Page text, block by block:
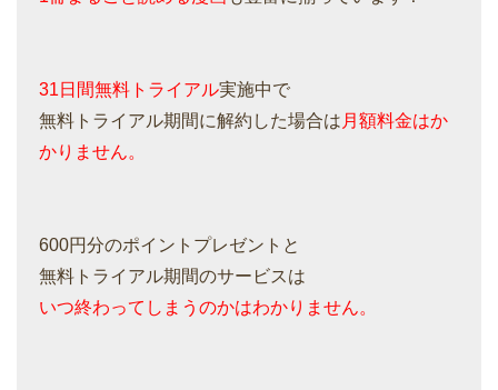
31日間無料トライアル実施中で
無料トライアル期間に解約した場合は 月額料金はか
かりません。
600円分のポイントプレゼントと
無料トライアル期間のサービスは
いつ終わってしまうのかはわかりません。